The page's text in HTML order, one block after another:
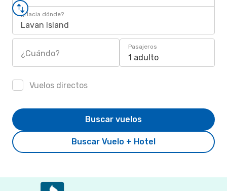
¿Hacia dónde?
Lavan Island
¿Cuándo?
Pasajeros
1 adulto
Vuelos directos
Buscar Vuelo + Hotel
Buscar vuelos